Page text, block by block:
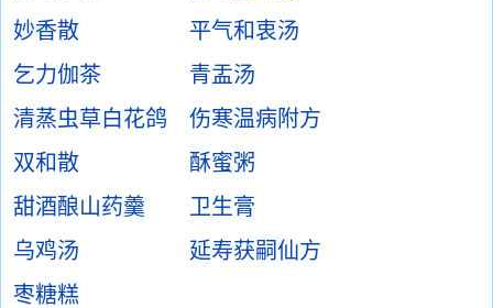
妙香散
平气和衷汤
乞力伽茶
青盂汤
清蒸虫草白花鸽
伤寒温病附方
双和散
酥蜜粥
甜酒酿山药羹
卫生膏
乌鸡汤
延寿获嗣仙方
枣糖糕